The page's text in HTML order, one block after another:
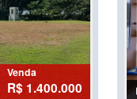
Venda
R$ 1.400.000